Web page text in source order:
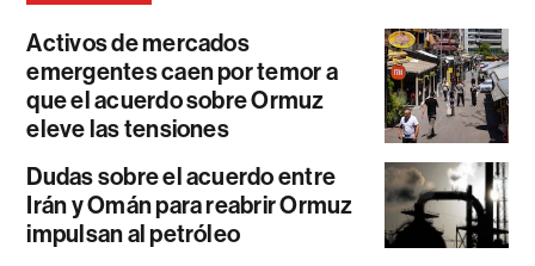
Activos de mercados
emergentes caen por temor a
que el acuerdo sobre Ormuz
eleve las tensiones
Dudas sobre el acuerdo entre
Irán y Omán para reabrir Ormuz
impulsan al petróleo